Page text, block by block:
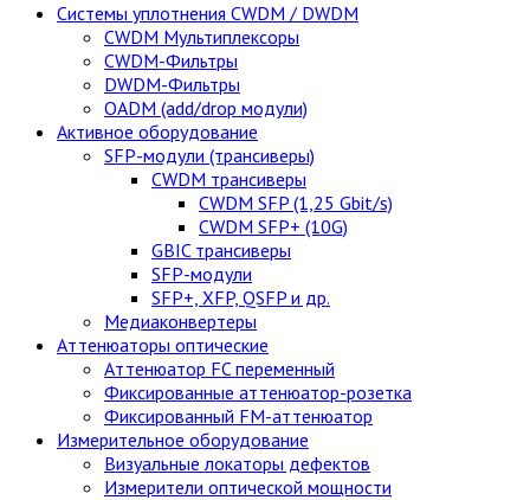
Cистемы уплотнения CWDM / DWDM
CWDM Мультиплексоры
CWDM-Фильтры
DWDM-Фильтры
OADM (add/drop модули)
Активное оборудование
SFP-модули (трансиверы)
CWDM трансиверы
CWDM SFP (1,25 Gbit/s)
CWDM SFP+ (10G)
GBIC трансиверы
SFP-модули
SFP+, XFP, QSFP и др.
Медиаконвертеры
Аттенюаторы оптические
Аттенюатор FC переменный
Фиксированные аттенюатор-розетка
Фиксированный FM-аттенюатор
Измерительное оборудование
Визуальные локаторы дефектов
Измерители оптической мощности